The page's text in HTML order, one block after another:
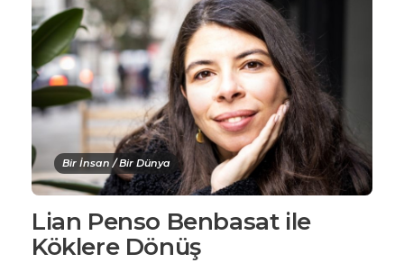
Bir İnsan / Bir Dünya
Lian Penso Benbasat ile
Köklere Dönüş